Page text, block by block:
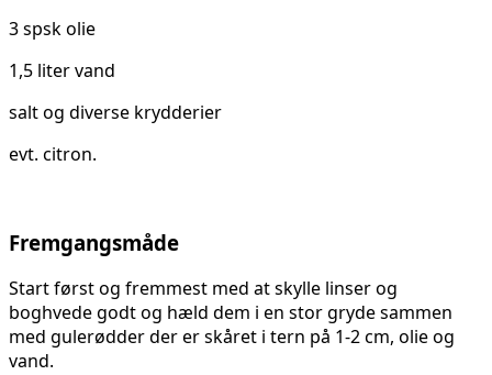
3 spsk olie
1,5 liter vand
salt og diverse krydderier
evt. citron.
Fremgangsmåde
Start først og fremmest med at skylle linser og
boghvede godt og hæld dem i en stor gryde sammen
med gulerødder der er skåret i tern på 1-2 cm, olie og
vand.